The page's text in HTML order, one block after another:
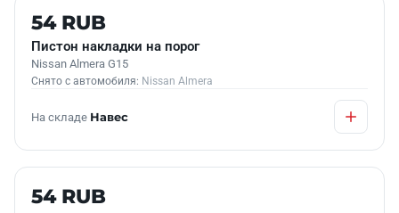
Б/У В НАЛИЧИИ
54 RUB
Пистон накладки на порог
Nissan Almera G15
Снято с автомобиля: Nissan Almera
На складе Навес
Б/У В НАЛИЧИИ
54 RUB